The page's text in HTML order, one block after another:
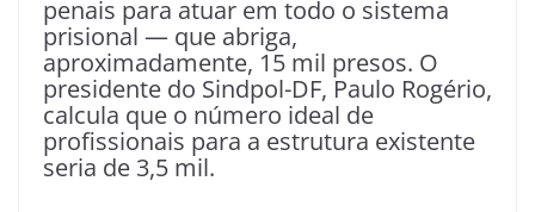
penais para atuar em todo o sistema
prisional — que abriga,
aproximadamente, 15 mil presos. O
presidente do Sindpol-DF, Paulo Rogério,
calcula que o número ideal de
profissionais para a estrutura existente
seria de 3,5 mil.